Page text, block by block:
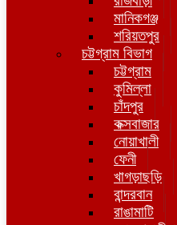
মানিকগঞ্জ
শরিয়তপুর
চট্টগ্রাম বিভাগ
চট্টগ্রাম
কুমিল্লা
চাঁদপুর
কক্সবাজার
নোয়াখালী
ফেনী
খাগড়াছড়ি
বান্দরবান
রাঙামাটি